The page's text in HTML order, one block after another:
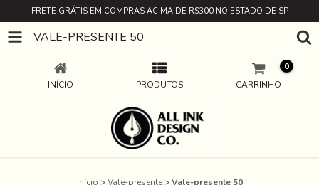
FRETE GRÁTIS EM COMPRAS ACIMA DE R$300 NO ESTADO DE SP
VALE-PRESENTE 50
INÍCIO PRODUTOS CARRINHO
0
Início > Vale-presente > Vale-presente 50